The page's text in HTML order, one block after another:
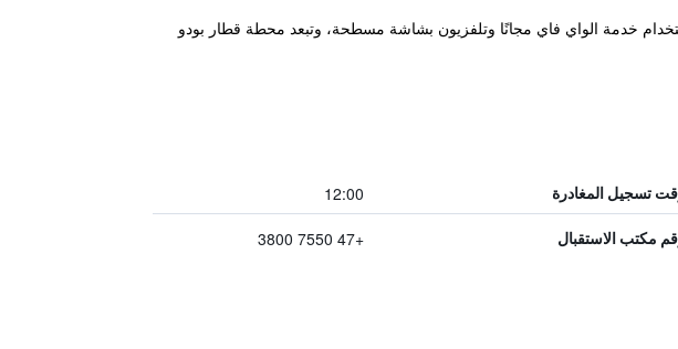
خدمة الواي فاي مجانًا وتلفزيون بشاشة مسطحة، وتبعد محطة قطار بودو
تسجيل المغادرة 12:00
مكتب الاستقبال +47 7550 3800